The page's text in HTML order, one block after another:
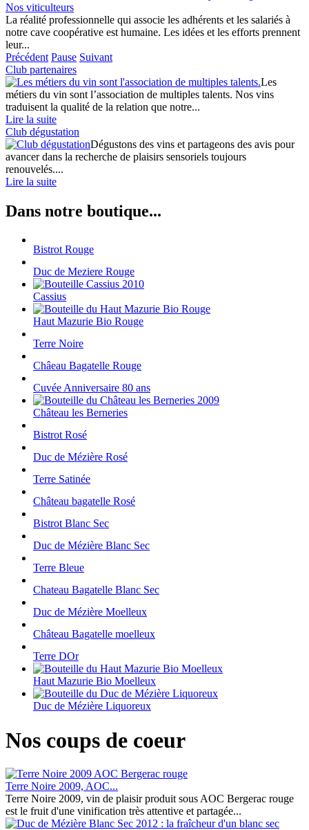
Nos viticulteurs
La réalité professionnelle qui associe les adhérents et les salariés à
notre cave coopérative est humaine. Les idées et les efforts prennent
leur...
Précédent Pause Suivant
Club partenaires
Les
métiers du vin sont l’association de multiples talents. Nos vins
traduisent la qualité de la relation que notre...
Lire la suite
Club dégustation
Dégustons des vins et partageons des avis pour
avancer dans la recherche de plaisirs sensoriels toujours
renouvelés....
Lire la suite
Dans notre boutique...
Bistrot Rouge
Duc de Meziere Rouge
Cassius
Haut Mazurie Bio Rouge
Terre Noire
Châeau Bagatelle Rouge
Cuvée Anniversaire 80 ans
Château les Berneries
Bistrot Rosé
Duc de Mézière Rosé
Terre Satinée
Château bagatelle Rosé
Bistrot Blanc Sec
Duc de Mézière Blanc Sec
Terre Bleue
Chateau Bagatelle Blanc Sec
Duc de Mézière Moelleux
Château Bagatelle moelleux
Terre DOr
Haut Mazurie Bio Moelleux
Duc de Mézière Liquoreux
Nos coups de coeur
Terre Noire 2009, AOC...
Terre Noire 2009, vin de plaisir produit sous AOC Bergerac rouge
est le fruit d'une vinification très attentive et partagée...